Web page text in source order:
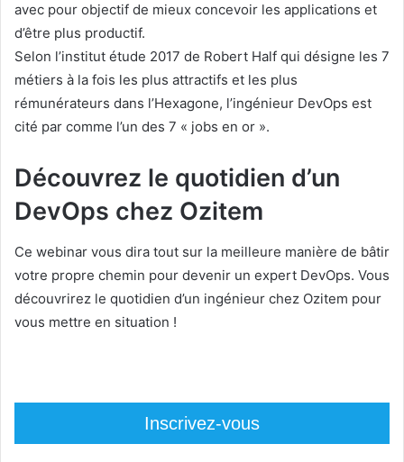
avec pour objectif de mieux concevoir les applications et
d’être plus productif.
Selon l’institut étude 2017 de Robert Half qui désigne les 7
métiers à la fois les plus attractifs et les plus
rémunérateurs dans l’Hexagone, l’ingénieur DevOps est
cité par comme l’un des 7 « jobs en or ».
Découvrez le quotidien d’un
DevOps chez Ozitem
Ce webinar vous dira tout sur la meilleure manière de bâtir
votre propre chemin pour devenir un expert DevOps. Vous
découvrirez le quotidien d’un ingénieur chez Ozitem pour
vous mettre en situation !
Inscrivez-vous